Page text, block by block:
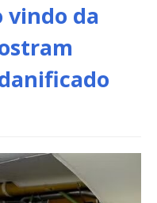
vindo da